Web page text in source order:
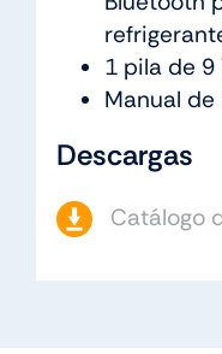
1 pila de 9
Manual
Descargas
Catálogo